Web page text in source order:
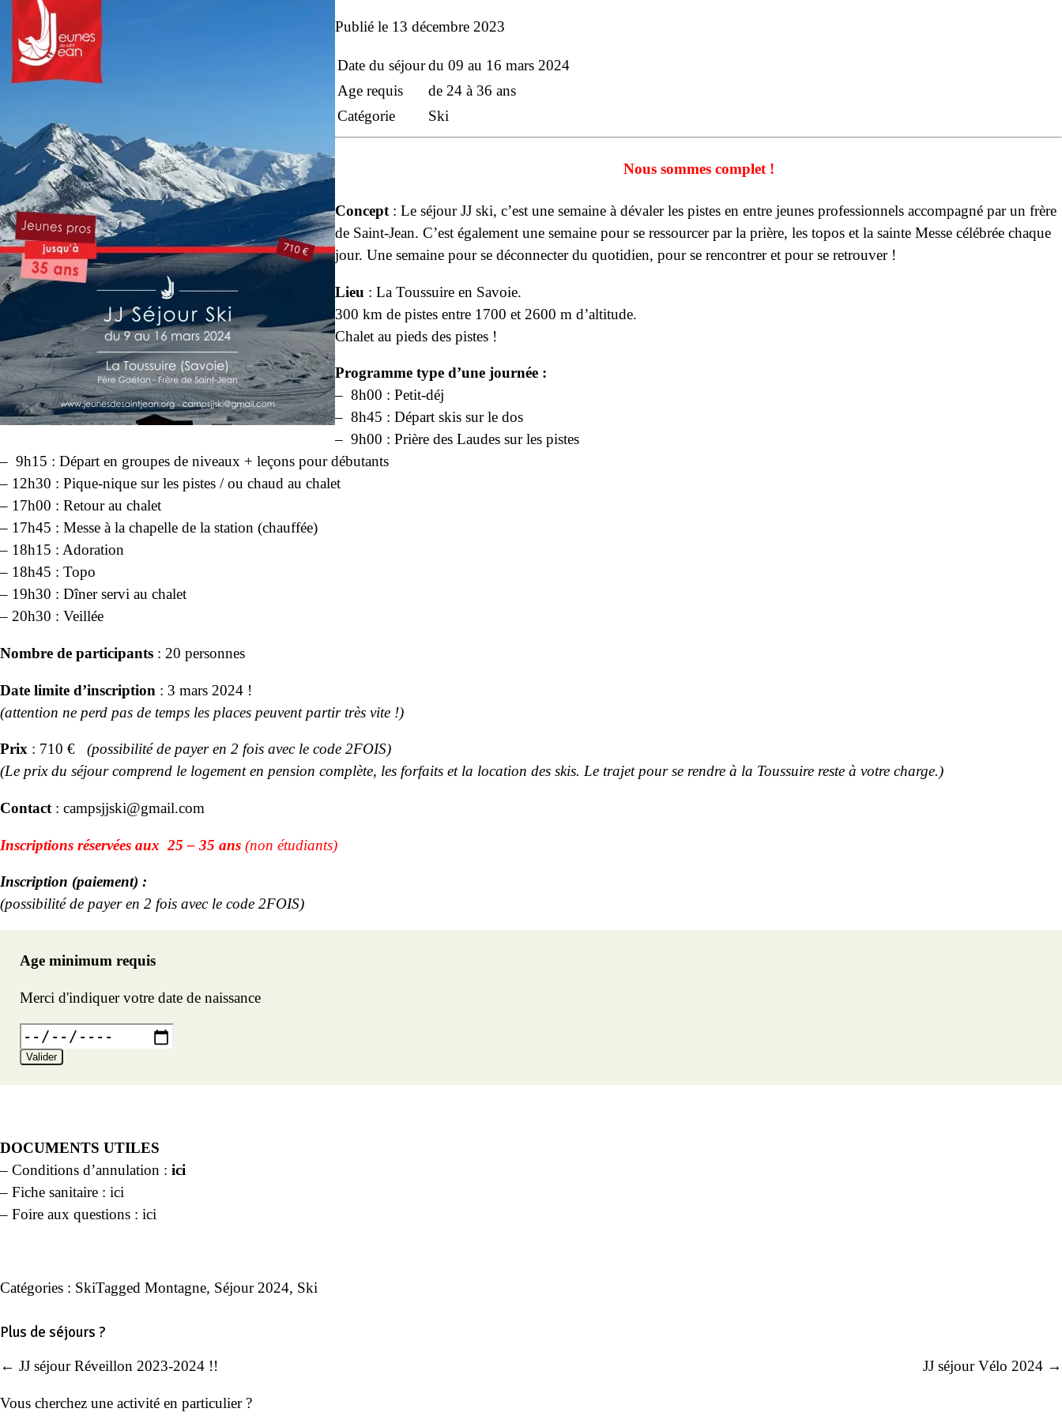
Publié le 13 décembre 2023
Date du séjourdu 09 au 16 mars 2024
Age requis
de 24 à 36 ans
Catégorie
Ski
Nous sommes complet !
Concept : Le séjour JJ ski, c’est une semaine à dévaler les pistes en entre jeunes professionnels accompagné par un frère
de Saint-Jean. C’est également une semaine pour se ressourcer par la prière, les topos et la sainte Messe célébrée chaque
jour. Une semaine pour se déconnecter du quotidien, pour se rencontrer et pour se retrouver !
Lieu : La Toussuire en Savoie.
300 km de pistes entre 1700 et 2600 m d’altitude.
Chalet au pieds des pistes !
Programme type d’une journée :
– 8h00 : Petit-déj
– 8h45 : Départ skis sur le dos
– 9h00 : Prière des Laudes sur les pistes
– 9h15 : Départ en groupes de niveaux + leçons pour débutants
– 12h30 : Pique-nique sur les pistes / ou chaud au chalet
– 17h00 : Retour au chalet
– 17h45 : Messe à la chapelle de la station (chauffée)
– 18h15 : Adoration
– 18h45 : Topo
– 19h30 : Dîner servi au chalet
– 20h30 : Veillée
Nombre de participants : 20 personnes
Date limite d’inscription : 3 mars 2024 !
(attention ne perd pas de temps les places peuvent partir très vite !)
Prix : 710 €
(possibilité de payer en 2 fois avec le code 2FOIS)
(Le prix du séjour comprend le logement en pension complète, les forfaits et la location des skis. Le trajet pour se rendre à la Toussuire reste à votre charge.)
Contact : campsjjski@gmail.com
Inscriptions réservées aux 25 – 35 ans (non étudiants)
Inscription (paiement) :
(possibilité de payer en 2 fois avec le code 2FOIS)
Age minimum requis
Merci d'indiquer votre date de naissance
Valider
DOCUMENTS UTILES
– Conditions d’annulation : ici
– Fiche sanitaire : ici
– Foire aux questions : ici
Catégories : SkiTagged Montagne, Séjour 2024, Ski
Plus de séjours ?
Navigation
de
← JJ séjour Réveillon 2023-2024 !! JJ séjour Vélo 2024 →
Vous cherchez une activité en particulier ?